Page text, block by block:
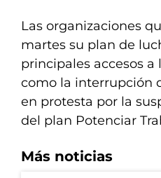
Las organizaciones
martes su plan de
principales accesos a
como la interrupción
en protesta por la
del plan Potenciar
Más noticias